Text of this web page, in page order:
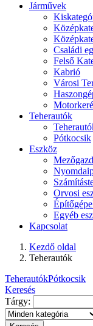
Járművek
Családi
Felső
Kabrió
Városi
Teherautók
Pótkocsik
Eszköz
Orvosi
Egyéb
Kapcsolat
Kezdő oldal
Teherautók
TeherautókPótkocsik
Keresés
Tárgy: